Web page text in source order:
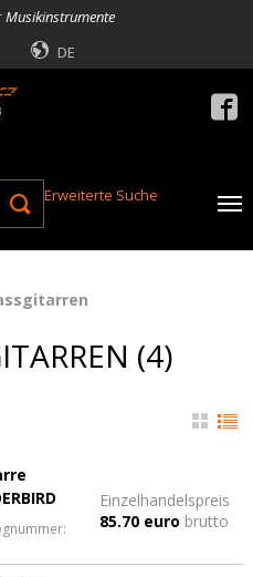
Musikinstrumente
DE
Erweiterte Suche
(4)
Einzelhandelspreis
85.70 euro brutto
